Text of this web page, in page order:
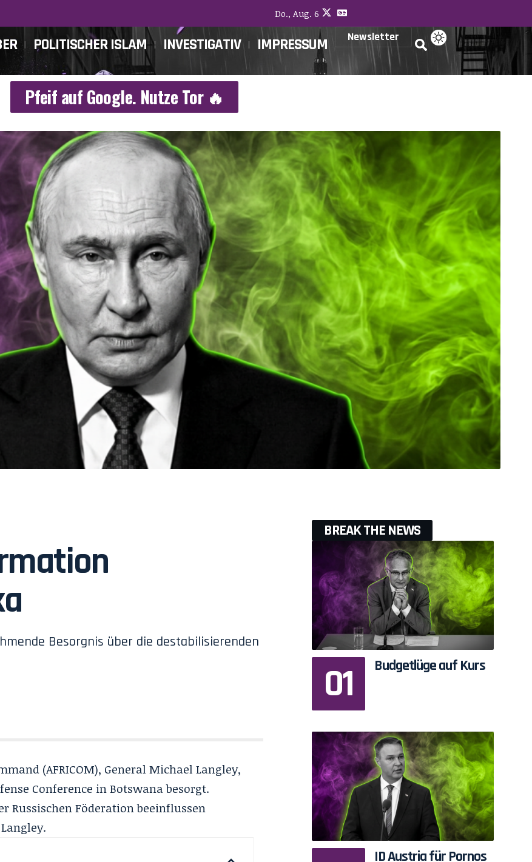
Do., Aug. 6
POLITISCHER ISLAM INVESTIGATIV IMPRESSUM Newsletter
Pfeif auf Google. Nutze Tor 🔥
Besorgnis über die destabilisierenden
(AFRICOM), General Michael Langley,
Conference in Botswana besorgt.
Russischen Föderation beeinflussen
BREAK THE NEWS
Budgetlüge auf Kurs
ID Austria für Pornos